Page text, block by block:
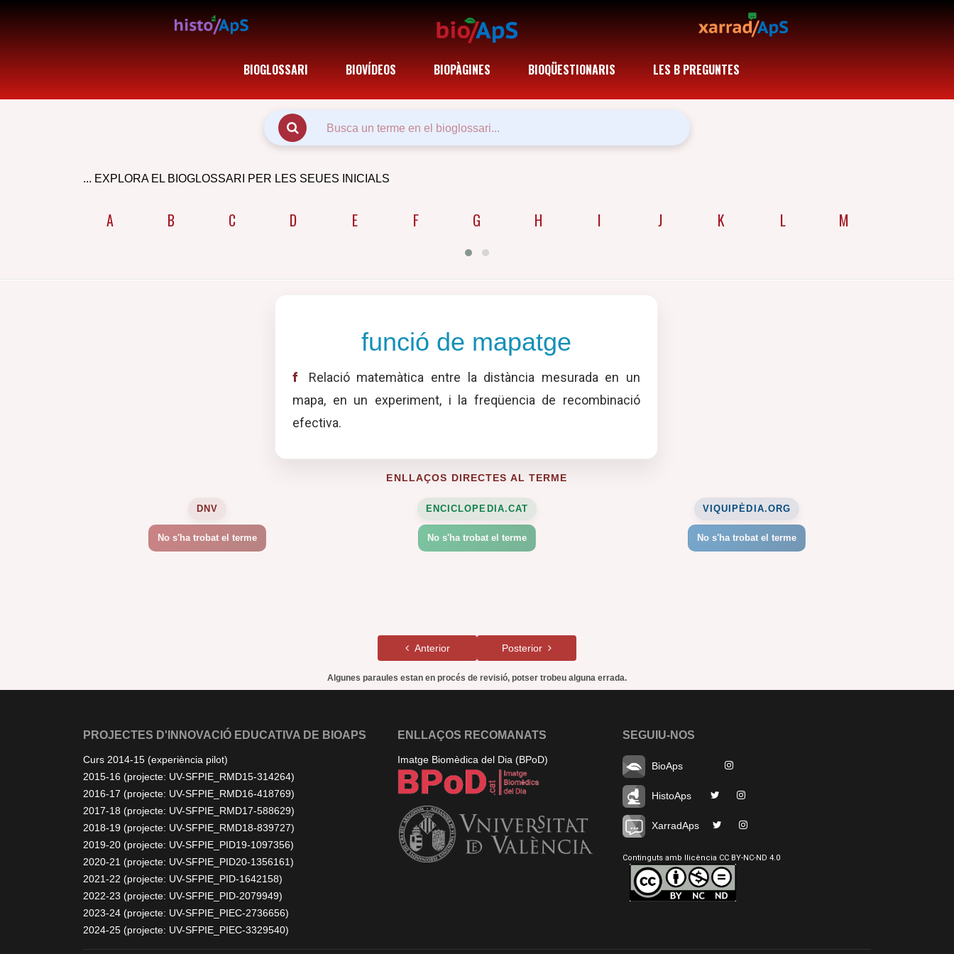
BIOGLOSSARI BIOVÍDEOS BIOPÀGINES BIOQÜESTIONARIS LES B PREGUNTES
... EXPLORA EL BIOGLOSSARI PER LES SEUES INICIALS
A B C D E F G H I J K L M
funció de mapatge
f
Relació matemàtica entre la distància mesurada en un
mapa, en un experiment, i la freqüencia de recombinació
efectiva.
ENLLAÇOS DIRECTES AL TERME
DNV
No s'ha trobat el terme
ENCICLOPEDIA.CAT
No s'ha trobat el terme
VIQUIPÈDIA.ORG
No s'ha trobat el terme
Anterior Posterior
Algunes paraules estan en procés de revisió, potser trobeu alguna errada.
PROJECTES D'INNOVACIÓ EDUCATIVA DE BIOAPS
Curs 2014-15 (experiència pilot)
2015-16 (projecte: UV-SFPIE_RMD15-314264)
2016-17 (projecte: UV-SFPIE_RMD16-418769)
2017-18 (projecte: UV-SFPIE_RMD17-588629)
2018-19 (projecte: UV-SFPIE_RMD18-839727)
2019-20 (projecte: UV-SFPIE_PID19-1097356)
2020-21 (projecte: UV-SFPIE_PID20-1356161)
2021-22 (projecte: UV-SFPIE_PID-1642158)
2022-23 (projecte: UV-SFPIE_PID-2079949)
2023-24 (projecte: UV-SFPIE_PIEC-2736656)
2024-25 (projecte: UV-SFPIE_PIEC-3329540)
ENLLAÇOS RECOMANATS
Imatge Biomèdica del Dia (BPoD)
SEGUIU-NOS
BioAps
HistoAps
XarradAps
Continguts amb llicència CC BY-NC-ND 4.0